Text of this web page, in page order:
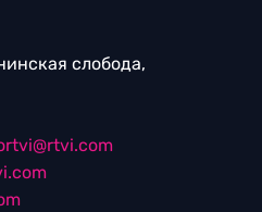
слобода,